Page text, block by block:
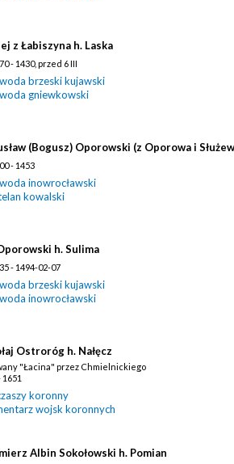
z Łabiszyna h. Laska
- 1430, przed 6 III
brzeski kujawski
gniewkowski
(Bogusz) Oporowski (z Oporowa i
- 1453
inowrocławski
kowalski
h. Sulima
- 1494-02-07
brzeski kujawski
inowrocławski
Ostroróg h. Nałęcz
"Łacina" przez Chmielnickiego
1651
koronny
wojsk koronnych
Albin Sokołowski h. Pomian